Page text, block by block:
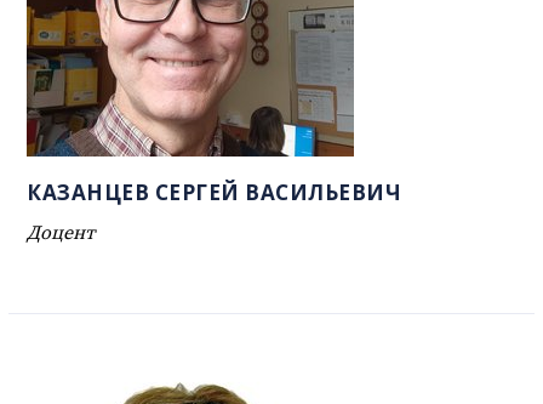
КАЗАНЦЕВ СЕРГЕЙ ВАСИЛЬЕВИЧ
Доцент